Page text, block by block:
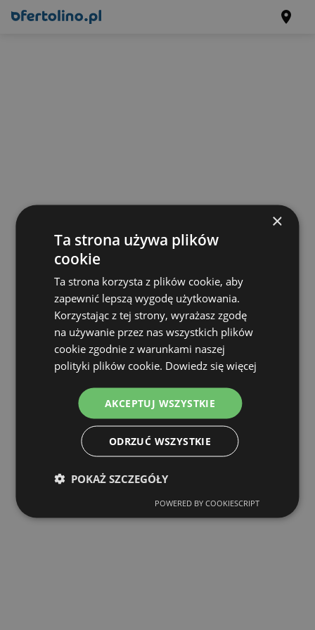
×
Ta strona używa plików
cookie
Ta strona korzysta z plików cookie, aby
zapewnić lepszą wygodę użytkowania.
Korzystając z tej strony, wyrażasz zgodę
na używanie przez nas wszystkich plików
cookie zgodnie z warunkami naszej
polityki plików cookie. Dowiedz się więcej
AKCEPTUJ WSZYSTKIE
ODRZUĆ WSZYSTKIE
POKAŻ SZCZEGÓŁY
POWERED BY COOKIESCRIPT